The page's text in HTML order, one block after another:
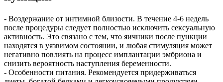
- Воздержание от интимной близости. В течение 4-6 недель
после процедуры следует полностью исключить сексуальную
активность. Это связано с тем, что яичники после пункции
находятся в уязвимом состоянии, и любая стимуляция может
негативно повлиять на процесс имплантации эмбриона и
снизить вероятность наступления беременности.
- Особенности питания. Рекомендуется придерживаться